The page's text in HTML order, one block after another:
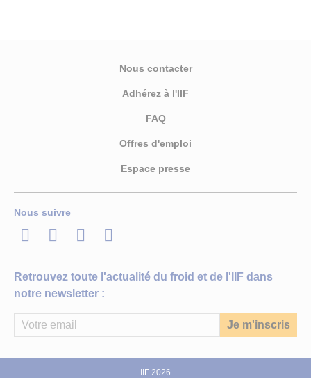
Nous contacter
Adhérez à l'IIF
FAQ
Offres d'emploi
Espace presse
Nous suivre
LinkedInTwitterFacebook
Youtube
Retrouvez toute l'actualité du froid et de l'IIF dans
notre newsletter :
IIF 2026